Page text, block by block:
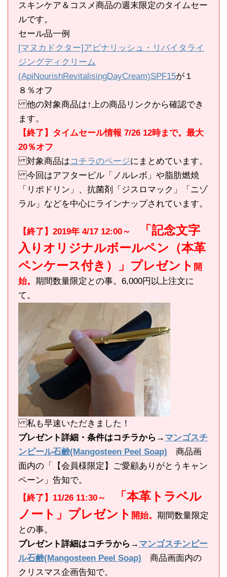
スキンケア＆コスメ商品の週末限定のタイムセー
ルです。
セール品一例
[マヌカドクター]アピナリッシュ・リバイタライ
ジングディクリーム
(ApiNourishRevitalisingDayCream)SPF15が１
８％オフ
他の対象商品は↑上の商品リンクから確認でき
ます。
【終了】タイムセール情報 7/26 12時まで。最大
20％オフ
対象商品はコチラのページにまとめています。
今回はアフターピル「ノルレボ」や脂肪燃焼
「リポドリン」、抗菌剤「ジスロマック」「ニゾ
ラル」などを中心にラインナップされています。
【終了】2019年 4/17 12:00～
「記念文字
入りオリジナルボールペン（本革
ペンケース付き）」プレゼント 開
始。 期間数量限定との事。6,000円以上注文に
て。
私も早速いただきました！
プレゼント詳細・条件はコチラから→ マンゴスチ
ンピール石鹸(Mangosteen Peel Soap) 商品画
面内の「【会員様限定】ご愛顧ありがとうキャン
ペーン」告知で。
【終了】11/26 11:30～
「本革トラベル
ノート」プレゼント 開始。 期間数量限定
との事。
プレゼント詳細はコチラから→ マンゴスチンピー
ル石鹸(Mangosteen Peel Soap) 商品画面内の
クリスマス企画告知で。